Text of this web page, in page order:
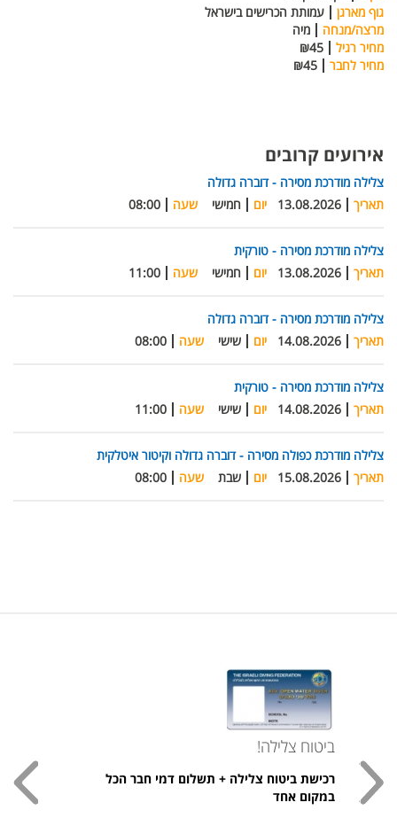
גוף מארגן
עמותת הכרישים בישראל
מרצה/מנחה
מיה
מחיר רגיל
₪45
מחיר לחבר
₪45
אירועים קרובים
צלילה מודרכת מסירה - דוברה גדולה
תאריך
13.08.2026 יום חמישי שעה 08:00
צלילה מודרכת מסירה - טורקית
תאריך
13.08.2026 יום חמישי שעה 11:00
צלילה מודרכת מסירה - דוברה גדולה
תאריך
14.08.2026 יום שישי שעה 08:00
צלילה מודרכת מסירה - טורקית
תאריך
14.08.2026 יום שישי שעה 11:00
צלילה מודרכת כפולה מסירה - דוברה גדולה וקיטור איטלקית
תאריך
15.08.2026 יום שבת שעה 08:00
ביטוח צלילה!
רכישת ביטוח צלילה + תשלום דמי חבר הכל
במקום אחד